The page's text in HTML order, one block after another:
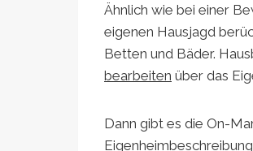
Ähnlich wie bei einer
eigenen Hausjagd
Betten und Bäder.
bearbeiten über das
Dann gibt es die On-